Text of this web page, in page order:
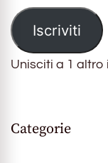
Iscriviti
Unisciti a 1 altro
Categorie